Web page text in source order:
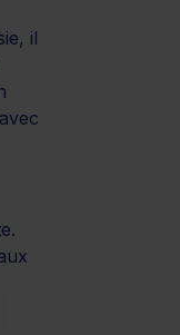
il